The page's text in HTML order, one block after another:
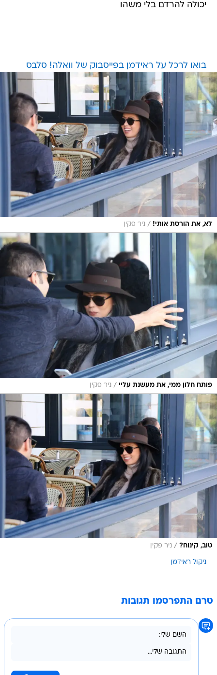
יכולה להרדם בלי משהו
בואו לרכל על ראידמן בפייסבוק של וואלה! סלבס
לא, את הורסת אותי! / ניר פקין
פותח חלון ממי, את מעשנת עליי / ניר פקין
טוב, קינוח? / ניר פקין
ניקול ראידמן
טרם התפרסמו תגובות